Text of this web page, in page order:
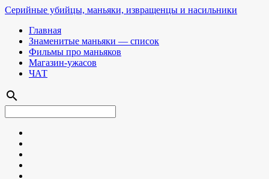
Серийные убийцы, маньяки, извращенцы и насильники
Главная
Знаменитые маньяки — список
Фильмы про маньяков
Магазин-ужасов
ЧАТ
search